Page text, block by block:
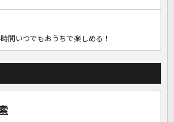
間いつでもおうちで楽しめる！